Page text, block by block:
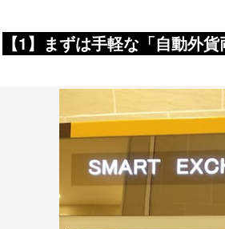
【1】まずは手軽な「自動外